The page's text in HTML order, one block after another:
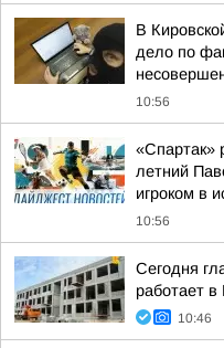
В
дело по
10:56
«Спартак»
летний
игроком в
10:56
Сегодня
работает
10:46